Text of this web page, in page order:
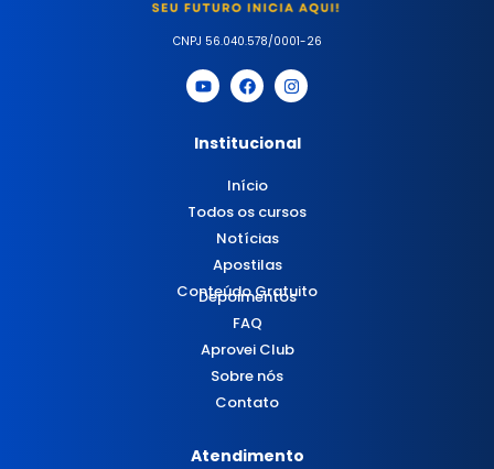
CNPJ 56.040.578/0001-26
Institucional
Início
Todos os cursos
Notícias
Apostilas
Conteúdo Gratuito
Depoimentos
FAQ
Aprovei Club
Sobre nós
Contato
Atendimento